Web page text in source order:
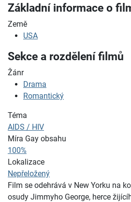
Základní informace o
Země
USA
Sekce a rozdělení filmů
Žánr
Drama
Romantický
Téma
AIDS / HIV
Míra Gay obsahu
100%
Lokalizace
Nepřeložený
Film se odehrává v New Yorku na
osudy Jimmyho George, herce